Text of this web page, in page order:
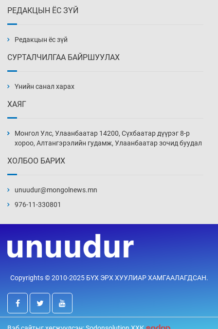
Уржигдар 14 цаг 00 мин
нэмэгджээ
Уржигдар 13 цаг 30 мин
Уржигдар 13 цаг 00 мин
Уржигдар 12 цаг 30 мин
үйлчилж буй гэв
Уржигдар 12 цаг 00 мин
“Туул усан цогцолбор”-ын ТЭЗҮ-ийг
РЕДАКЦЫН ЁС ЗҮЙ
Редакцын ёс зүй
СУРТАЛЧИЛГАА БАЙРШУУЛАХ
Үнийн санал харах
ХАЯГ
Монгол Улс, Улаанбаатар 14200, Сүхбаатар дүүрэг 8-р
хороо, Алтангэрэлийн гудамж, Улаанбаатар зочид буудал
ХОЛБОО БАРИХ
unuudur@mongolnews.mn
976-11-330801
Copyrights © 2010-2025 БҮХ ЭРХ ХУУЛИАР ХАМГААЛАГДСАН.